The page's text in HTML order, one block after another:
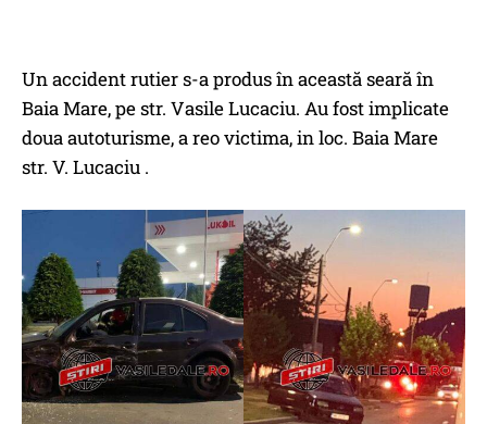
Un accident rutier s-a produs în această seară în
Baia Mare, pe str. Vasile Lucaciu. Au fost implicate
doua autoturisme, a reo victima, in loc. Baia Mare
str. V. Lucaciu .